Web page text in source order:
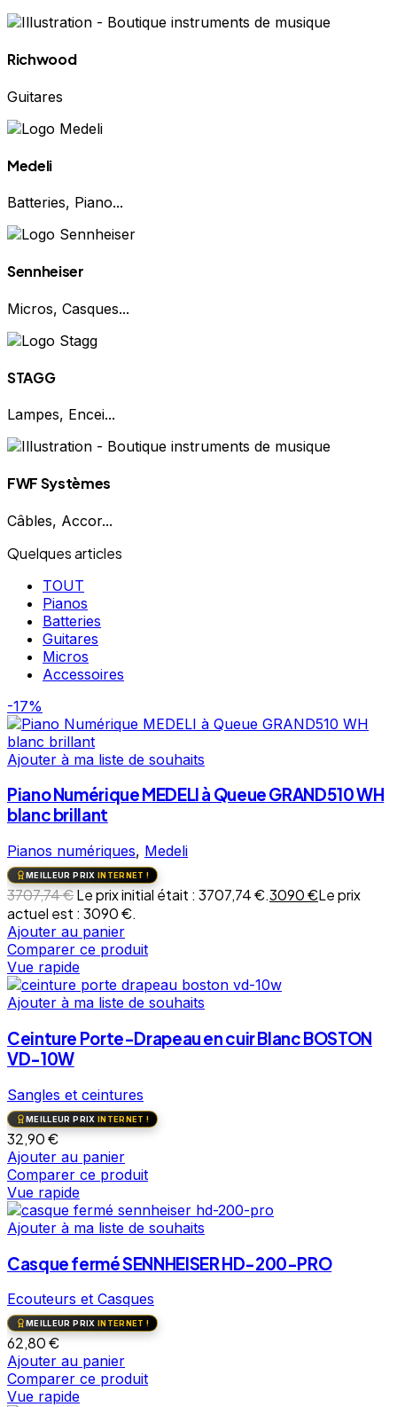
Richwood
Guitares
Medeli
Batteries, Piano...
Sennheiser
Micros, Casques...
STAGG
Lampes, Encei...
FWF Systèmes
Câbles, Accor...
Quelques articles
TOUT
Pianos
Batteries
Guitares
Micros
Accessoires
-17%
Ajouter à ma liste de souhaits
Piano Numérique MEDELI à Queue GRAND510 WH
blanc brillant
Pianos numériques, Medeli
MEILLEUR PRIX INTERNET !
3707,74€Le prix initial était : 3707,74 €.3090€Le prix
actuel est : 3090 €.
Ajouter au panier
Comparer ce produit
Vue rapide
Ajouter à ma liste de souhaits
Ceinture Porte-Drapeau en cuir Blanc BOSTON
VD-10W
Sangles et ceintures
MEILLEUR PRIX INTERNET !
32,90€
Ajouter au panier
Comparer ce produit
Vue rapide
Ajouter à ma liste de souhaits
Casque fermé SENNHEISER HD-200-PRO
Ecouteurs et Casques
MEILLEUR PRIX INTERNET !
62,80€
Ajouter au panier
Comparer ce produit
Vue rapide